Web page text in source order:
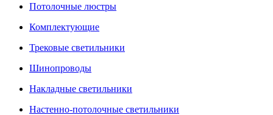
Потолочные люстры
Комплектующие
Трековые светильники
Шинопроводы
Накладные светильники
Настенно-потолочные светильники